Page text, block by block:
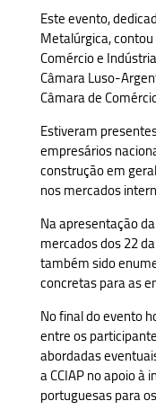
Este evento,
Metalúrgica,
Comércio e
Câmara Luso-
Câmara de
Estiveram
empresários
construção em
nos mercados
Na apresentação
mercados dos 22
também sido
concretas para as
No final do evento
entre os
abordadas
a CCIAP no apoio
portuguesas para